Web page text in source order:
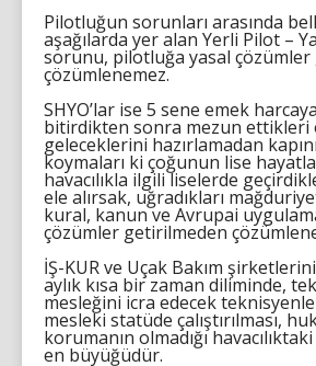
Pilotluğun sorunları arasında
aşağılarda yer alan Yerli Pilot –
sorunu, pilotluğa yasal
çözümlenemez.
SHYO’lar ise 5 sene emek
bitirdikten sonra mezun ettikleri
geleceklerini hazırlamadan
koymaları ki çoğunun lise
havacılıkla ilgili liselerde
ele alırsak, uğradıkları
kural, kanun ve Avrupai
çözümler getirilmeden
İŞ-KUR ve Uçak Bakım
aylık kısa bir zaman diliminde,
mesleğini icra edecek
mesleki statüde çalıştırılması,
korumanın olmadığı
en büyüğüdür.